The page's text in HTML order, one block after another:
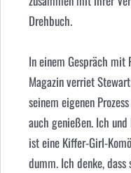
Drehbuch.
In einem Gespräch mit
Magazin verriet
seinem eigenen
auch genießen. Ich
ist eine Kiffer-Girl-
dumm. Ich denke,